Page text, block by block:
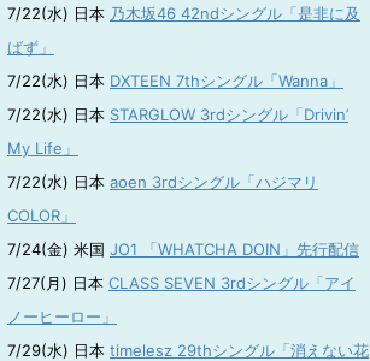
7/22(水) 日本 乃木坂46 42ndシングル「是非に及
ばず」
7/22(水) 日本 DXTEEN 7thシングル「Wanna」
7/22(水) 日本 STARGLOW 3rdシングル「Drivin’
My Life」
7/22(水) 日本 aoen 3rdシングル「ハジマリ
COLOR」
7/24(金) 米国 JO1 「WHATCHA DOIN」先行配信
7/27(月) 日本 CLASS SEVEN 3rdシングル「アイ
ノーヒーロー」
7/29(水) 日本 timelesz 29thシングル「消えない花